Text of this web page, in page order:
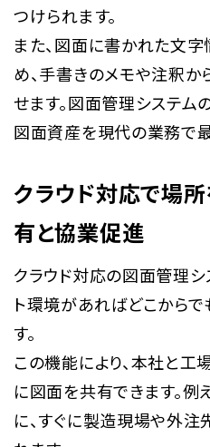
つけられます。
また、図面に書かれた文
め、手書きのメモや注釈
せます。図面管理システム
図面資産を現代の業務で
クラウド対応で場
有と協業促進
クラウド対応の図面管理シ
ト環境があればどこから
す。
この機能により、本社と工
に図面を共有できます。例
に、すぐに製造現場や外